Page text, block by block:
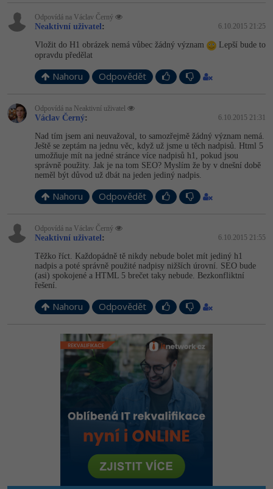
Odpovídá na Václav Černý
Neaktivní uživatel : 6.10.2015 21:25
Vložit do H1 obrázek nemá vůbec žádný význam
Lepší bude to
opravdu předělat
Nahoru Odpovědět
Odpovídá na Neaktivní uživatel
Václav Černý: 6.10.2015 21:31
Nad tím jsem ani neuvažoval, to samozřejmě žádný význam nemá.
Ještě se zeptám na jednu věc, když už jsme u těch nadpisů. Html 5
umožňuje mít na jedné stránce více nadpisů h1, pokud jsou
správně použity. Jak je na tom SEO? Myslím že by v dnešní době
neměl být důvod už dbát na jeden jediný nadpis.
Nahoru Odpovědět
Odpovídá na Václav Černý
Neaktivní uživatel: 6.10.2015 21:55
Těžko říct. Každopádně tě nikdy nebude bolet mít jediný h1
nadpis a poté správně použité nadpisy nižších úrovní. SEO bude
(asi) spokojené a HTML 5 brečet taky nebude. Bezkonfliktní
řešení.
Nahoru Odpovědět